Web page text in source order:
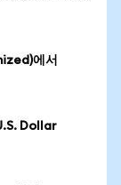
에서
Dollar